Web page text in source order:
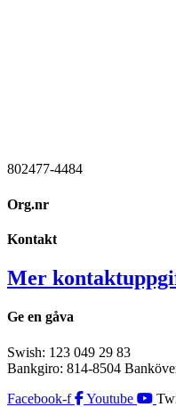
802477-4484
Org.nr
Kontakt
Mer
Ge en gåva
Swish: 123 049 29 83
Bankgiro: 814-8504
Facebook-f
Youtube